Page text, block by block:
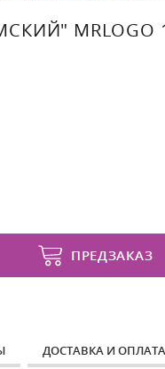
MRLOGO
ПРЕДЗАКАЗ
ДОСТАВКА И ОПЛАТА